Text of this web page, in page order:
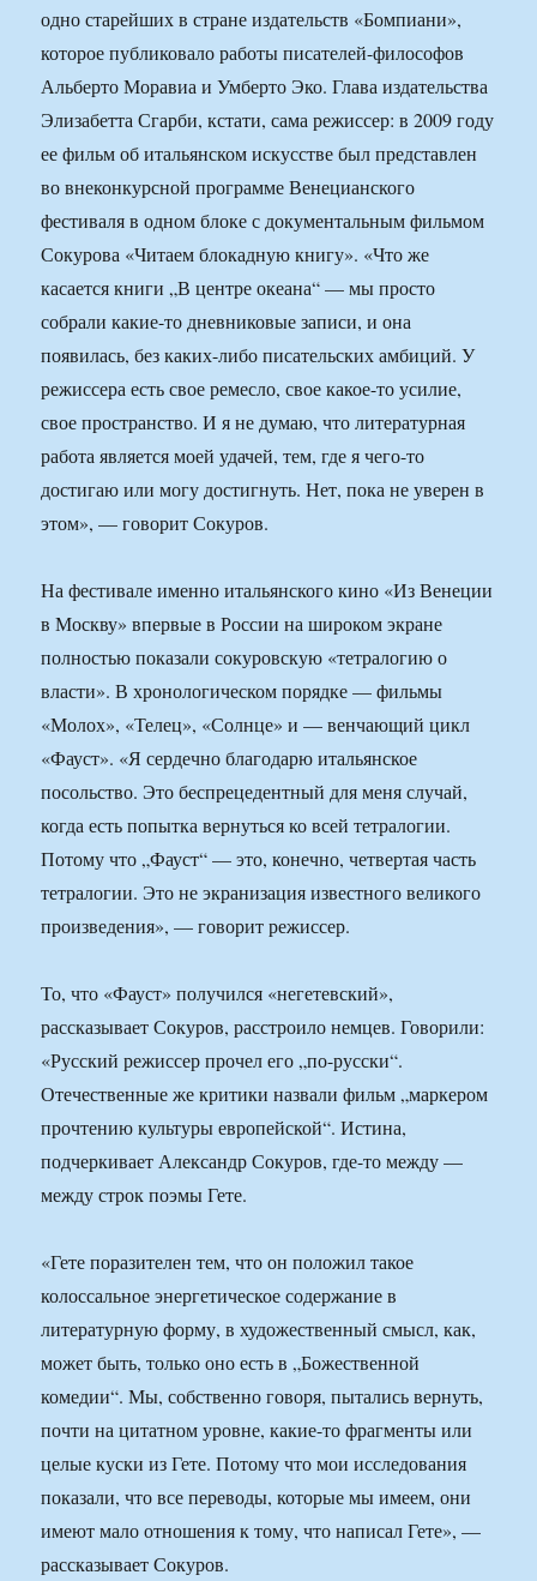
одно старейших в стране издательств «Бомпиани»,
которое публиковало работы писателей-философов
Альберто Моравиа и Умберто Эко. Глава издательства
Элизабетта Сгарби, кстати, сама режиссер: в 2009 году
ее фильм об итальянском искусстве был представлен
во внеконкурсной программе Венецианского
фестиваля в одном блоке с документальным фильмом
Сокурова «Читаем блокадную книгу». «Что же
касается книги „В центре океана“ — мы просто
собрали какие-то дневниковые записи, и она
появилась, без каких-либо писательских амбиций. У
режиссера есть свое ремесло, свое какое-то усилие,
свое пространство. И я не думаю, что литературная
работа является моей удачей, тем, где я чего-то
достигаю или могу достигнуть. Нет, пока не уверен в
этом», — говорит Сокуров.
На фестивале именно итальянского кино «Из Венеции
в Москву» впервые в России на широком экране
полностью показали сокуровскую «тетралогию о
власти». В хронологическом порядке — фильмы
«Молох», «Телец», «Солнце» и — венчающий цикл
«Фауст». «Я сердечно благодарю итальянское
посольство. Это беспрецедентный для меня случай,
когда есть попытка вернуться ко всей тетралогии.
Потому что „Фауст“ — это, конечно, четвертая часть
тетралогии. Это не экранизация известного великого
произведения», — говорит режиссер.
То, что «Фауст» получился «негетевский»,
рассказывает Сокуров, расстроило немцев. Говорили:
«Русский режиссер прочел его „по-русски“.
Отечественные же критики назвали фильм „маркером
прочтению культуры европейской“. Истина,
подчеркивает Александр Сокуров, где-то между —
между строк поэмы Гете.
«Гете поразителен тем, что он положил такое
колоссальное энергетическое содержание в
литературную форму, в художественный смысл, как,
может быть, только оно есть в „Божественной
комедии“. Мы, собственно говоря, пытались вернуть,
почти на цитатном уровне, какие-то фрагменты или
целые куски из Гете. Потому что мои исследования
показали, что все переводы, которые мы имеем, они
имеют мало отношения к тому, что написал Гете», —
рассказывает Сокуров.